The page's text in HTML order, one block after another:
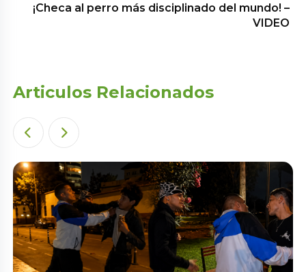
¡Checa al perro más disciplinado del mundo! –
VIDEO
Articulos Relacionados